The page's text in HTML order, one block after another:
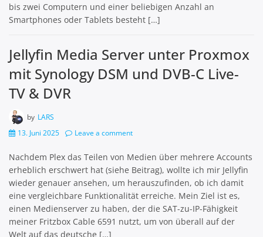
bis zwei Computern und einer beliebigen Anzahl an
Smartphones oder Tablets besteht […]
Jellyfin Media Server unter Proxmox
mit Synology DSM und DVB-C Live-
TV & DVR
by LARS
13. Juni 2025
Leave a comment
Nachdem Plex das Teilen von Medien über mehrere Accounts
erheblich erschwert hat (siehe Beitrag), wollte ich mir Jellyfin
wieder genauer ansehen, um herauszufinden, ob ich damit
eine vergleichbare Funktionalität erreiche. Mein Ziel ist es,
einen Medienserver zu haben, der die SAT-zu-IP-Fähigkeit
meiner Fritzbox Cable 6591 nutzt, um von überall auf der
Welt auf das deutsche […]